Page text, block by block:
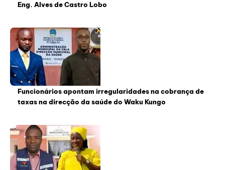
Eng. Alves de Castro Lobo
Funcionários apontam irregularidades na cobrança de
taxas na direcção da saúde do Waku Kungo